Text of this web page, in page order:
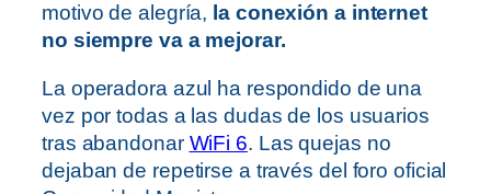
motivo de alegría, la conexión a internet
no siempre va a mejorar.
La operadora azul ha respondido de una
vez por todas a las dudas de los usuarios
tras abandonar WiFi 6. Las quejas no
dejaban de repetirse a través del foro oficial